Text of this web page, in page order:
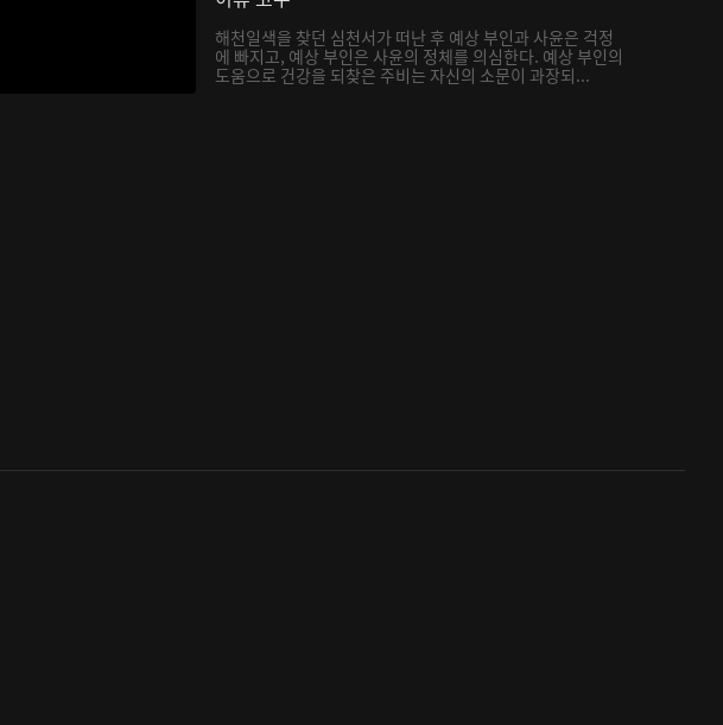
해천일색을 찾던 심천서가 떠난 후 예상 부인과 사윤은 걱정
에 빠지고, 예상 부인은 사윤의 정체를 의심한다. 예상 부인의
도움으로 건강을 되찾은 주비는 자신의 소문이 과장되...